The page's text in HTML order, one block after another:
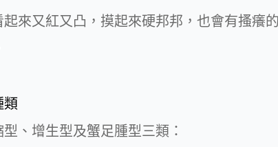
來又紅又凸，摸起來硬邦邦，也會有搔癢
類
、增生型及蟹足腫型三類：